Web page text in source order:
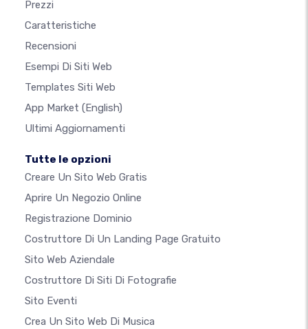
Prezzi
Caratteristiche
Recensioni
Esempi Di Siti Web
Templates Siti Web
App Market (English)
Ultimi Aggiornamenti
Tutte le opzioni
Creare Un Sito Web Gratis
Aprire Un Negozio Online
Registrazione Dominio
Costruttore Di Un Landing Page Gratuito
Sito Web Aziendale
Costruttore Di Siti Di Fotografie
Sito Eventi
Crea Un Sito Web Di Musica